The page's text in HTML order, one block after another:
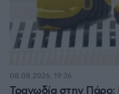
Τραγωδία στην Πάρο:
08.08.2026, 19:36